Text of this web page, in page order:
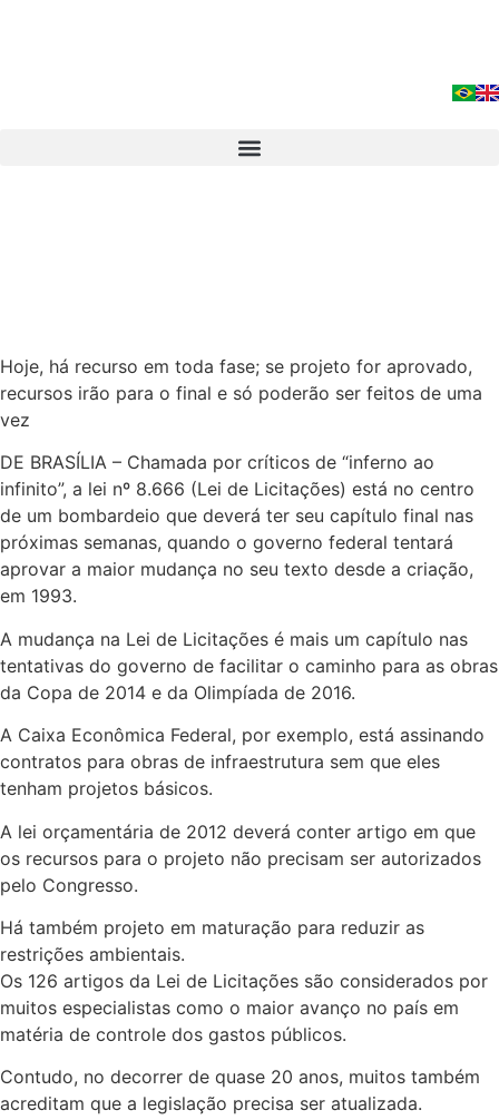
Hoje, há recurso em toda fase; se projeto for aprovado,
recursos irão para o final e só poderão ser feitos de uma
vez
DE BRASÍLIA – Chamada por críticos de “inferno ao
infinito”, a lei nº 8.666 (Lei de Licitações) está no centro
de um bombardeio que deverá ter seu capítulo final nas
próximas semanas, quando o governo federal tentará
aprovar a maior mudança no seu texto desde a criação,
em 1993.
A mudança na Lei de Licitações é mais um capítulo nas
tentativas do governo de facilitar o caminho para as obras
da Copa de 2014 e da Olimpíada de 2016.
A Caixa Econômica Federal, por exemplo, está assinando
contratos para obras de infraestrutura sem que eles
tenham projetos básicos.
A lei orçamentária de 2012 deverá conter artigo em que
os recursos para o projeto não precisam ser autorizados
pelo Congresso.
Há também projeto em maturação para reduzir as
restrições ambientais.
Os 126 artigos da Lei de Licitações são considerados por
muitos especialistas como o maior avanço no país em
matéria de controle dos gastos públicos.
Contudo, no decorrer de quase 20 anos, muitos também
acreditam que a legislação precisa ser atualizada.